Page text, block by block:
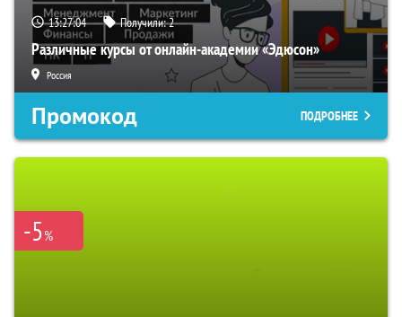
13:27:03 Получили:2
Различные курсы от онлайн-академии «Эдюсон»
Россия
Промокод ПОДРОБНЕЕ
-5%